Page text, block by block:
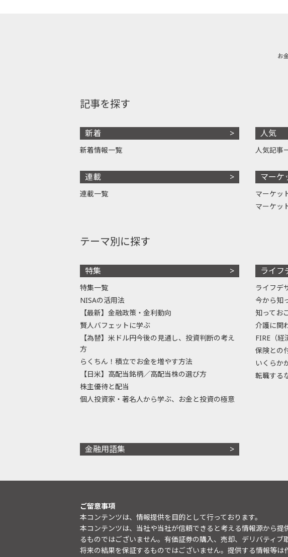
お
記事を探す
新着
新着情報一覧
連載
連載一覧
人気
人気記事
マーケ
マーケッ
マーケッ
テーマ別に探す
特集
特集一覧
NISAの活用法
【最新】金融政策・金利動向
賢人バフェットに学ぶ
【為替】米ドル円今後の見通し、投資判断の考え
方
らくちん！積立でお金を増やす方法
【日米】高配当銘柄／高配当株の選び方
株主優待と配当
個人投資家・著名人から学ぶ、お金と投資の極意
ライフ
ライフデ
今から知
知ってお
介護に関
FIRE（経
保険との
いくらか
転職する
金融用語集
ご留意事項
本コンテンツは、情報提供を目的として行っております。
本コンテンツは、当社や当社が信頼できると考える情報源から
るものではございません。有価証券の購入、売却、デリバティ
将来の結果を保証するものではございません。提供する情報等